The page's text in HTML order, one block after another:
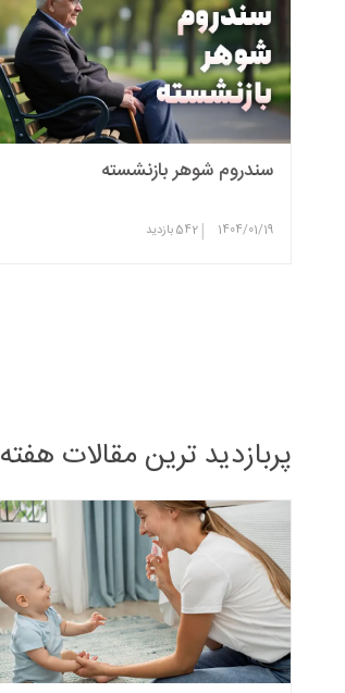
سندروم شوهر بازنشسته
1404/01/19
|
542بازدید
پربازدید ترین مقالات هفته